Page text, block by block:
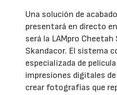
Una solución de
presentará en directo
será la LAMpro Cheetah
Skandacor. El sistema
especializada de
impresiones digitales
crear fotografías que